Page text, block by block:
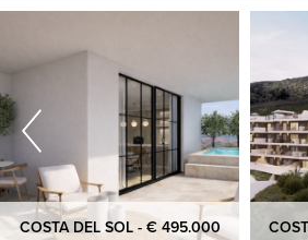
COSTA DEL SOL - € 495.000